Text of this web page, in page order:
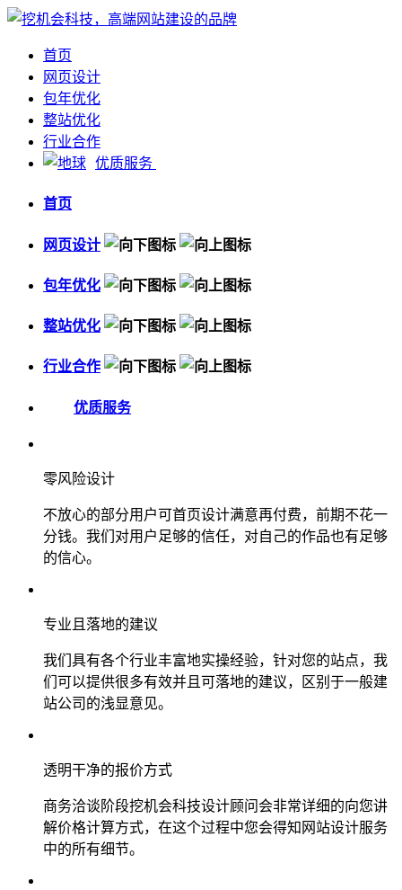
首页
网页设计
包年优化
整站优化
行业合作
优质服务
首页
网页设计
包年优化
整站优化
行业合作
优质服务
零风险设计
不放心的部分用户可首页设计满意再付费，前期不花一
分钱。我们对用户足够的信任，对自己的作品也有足够
的信心。
专业且落地的建议
我们具有各个行业丰富地实操经验，针对您的站点，我
们可以提供很多有效并且可落地的建议，区别于一般建
站公司的浅显意见。
透明干净的报价方式
商务洽谈阶段挖机会科技设计顾问会非常详细的向您讲
解价格计算方式，在这个过程中您会得知网站设计服务
中的所有细节。